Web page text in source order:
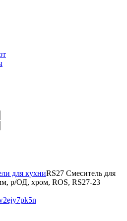
для кухниRS27 Смеситель для
р/ОД, хром, ROS, RS27-23